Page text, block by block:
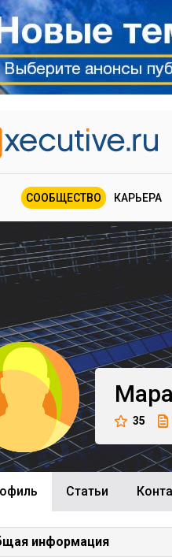
СООБЩЕСТВО КАРЬЕРА
35
Cтатьи
информация